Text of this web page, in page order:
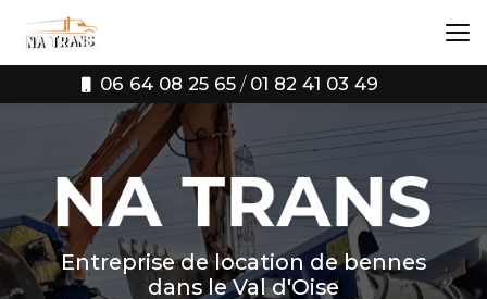
contenu
principal
06 64 08 25 65 / 01 82 41 03 49
Entreprise de location de bennes
dans le Val d'Oise